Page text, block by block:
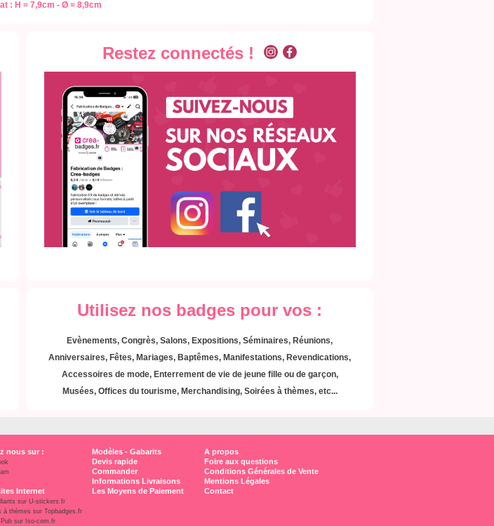
: H = 7,9cm - Ø = 8,9cm
Restez connectés !
Utilisez nos badges pour vos :
Evènements, Congrès, Salons, Expositions, Séminaires, Réunions,
Anniversaires, Fêtes, Mariages, Baptêmes, Manifestations, Revendications,
Accessoires de mode, Enterrement de vie de jeune fille ou de garçon,
Musées, Offices du tourisme, Merchandising, Soirées à thèmes, etc...
nous sur :
Internet
sur U-stickers.fr
à thèmes sur Topbadges.fr
sur Iso-com.fr
Modèles - Gabarits
Devis rapide
Commander
Informations Livraisons
Les Moyens de Paiement
A propos
Foire aux questions
Conditions Générales de Vente
Mentions Légales
Contact